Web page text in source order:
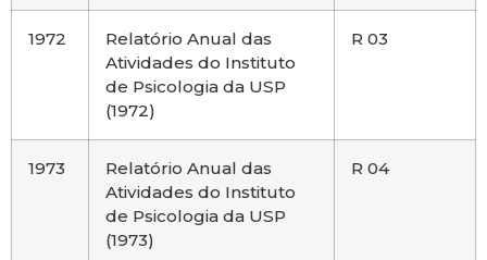
1972
Relatório Anual das
Atividades do Instituto
de Psicologia da USP
(1972)
R 03
1973
Relatório Anual das
Atividades do Instituto
de Psicologia da USP
(1973)
R 04